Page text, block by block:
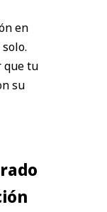
en
que tu
su